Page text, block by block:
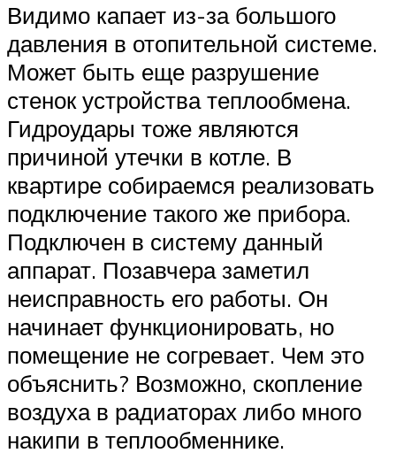
Видимо капает из-за большого
давления в отопительной системе.
Может быть еще разрушение
стенок устройства теплообмена.
Гидроудары тоже являются
причиной утечки в котле. В
квартире собираемся реализовать
подключение такого же прибора.
Подключен в систему данный
аппарат. Позавчера заметил
неисправность его работы. Он
начинает функционировать, но
помещение не согревает. Чем это
объяснить? Возможно, скопление
воздуха в радиаторах либо много
накипи в теплообменнике.